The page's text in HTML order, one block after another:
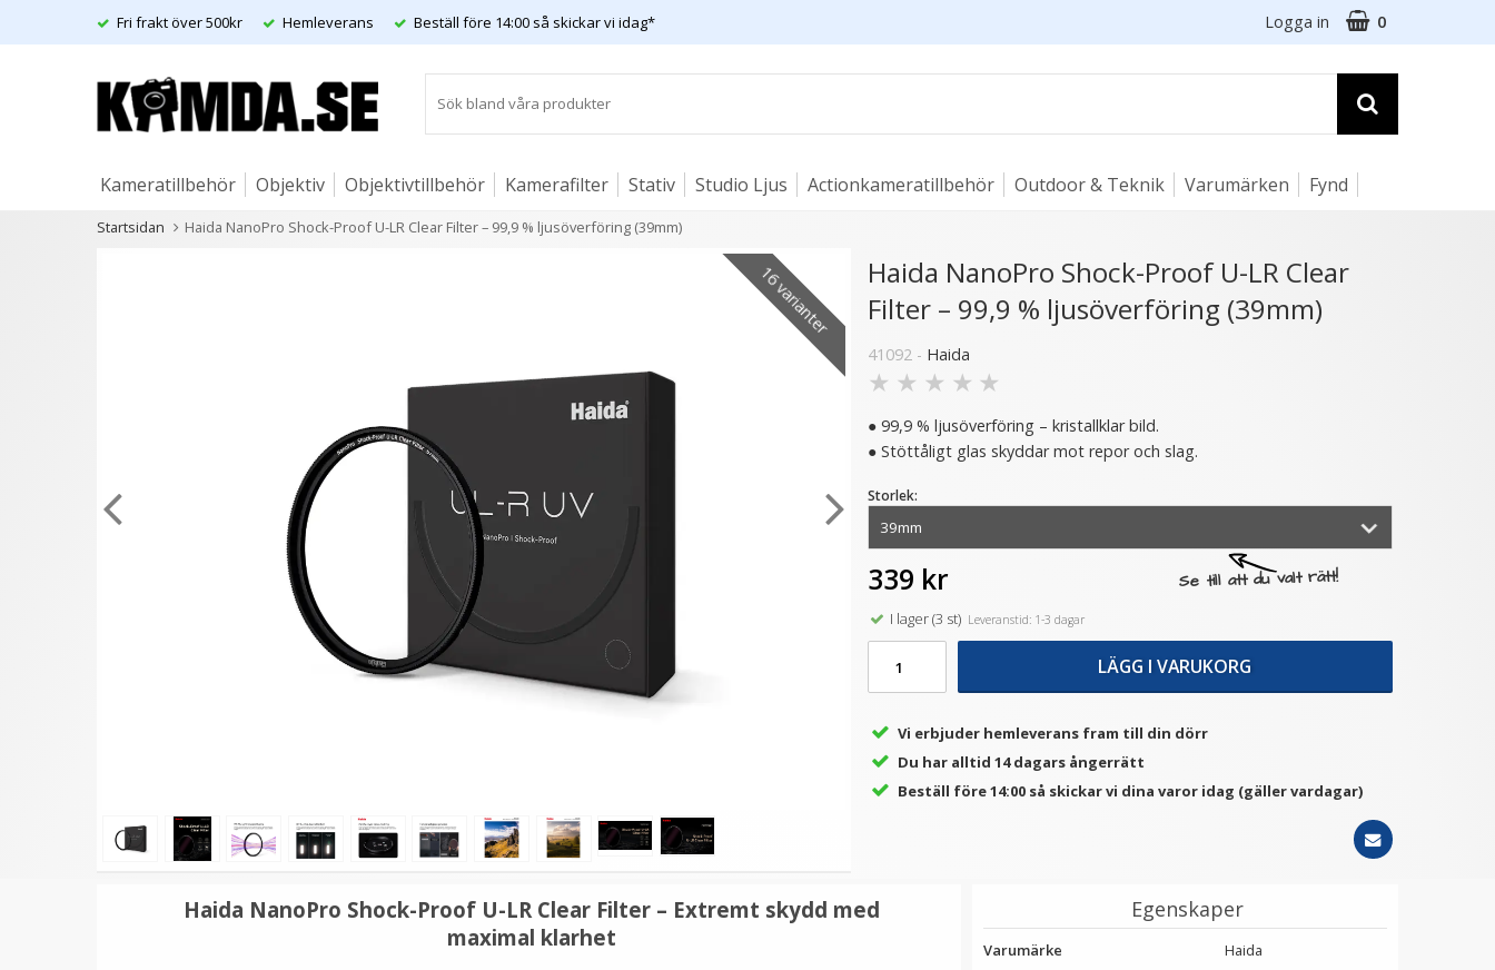
Fri frakt över 500kr Hemleverans Beställ före 14:00 så skickar vi idag* Logga in 0
Kameratillbehör Objektiv Objektivtillbehör Kamerafilter Stativ Studio Ljus Actionkameratillbehör Outdoor & Teknik Varumärken Fynd
Artiklar
Startsidan Haida NanoPro Shock-Proof U-LR Clear Filter – 99,9 % ljusöverföring (39mm)
JJC Skärmskydd för Sony
optiskt glas DSC-RX100
★ ★
149 kr
LÄGG I VARUKORG
69 kr
LÄGG I VARUKORG
JJC GC-3 Gråkort 3i1-paket
13 x 10 cm
★★★
99 kr
LÄGG I VARUKORG
JJC Deluxe avtryckarknapp
★★★★★
LÄGG I VARUKORG
16 varianter
Haida NanoPro Shock-Proof U-LR Clear
Filter – 99,9 % ljusöverföring (39mm)
41092 - Haida
★ ★ ★ ★ ★
● 99,9 % ljusöverföring – kristallklar bild.
● Stöttåligt glas skyddar mot repor och slag.
Se till att du valt rätt!
Storlek:
339 kr
I lager (3 st)Leveranstid: 1-3 dagar
LÄGG I VARUKORG
Vi erbjuder hemleverans fram till din dörr
Du har alltid 14 dagars ångerrätt
Beställ före 14:00 så skickar vi dina varor idag (gäller vardagar)
Haida NanoPro Shock-Proof U-LR Clear Filter – Extremt skydd med
maximal klarhet
Egenskaper
Varumärke
Haida